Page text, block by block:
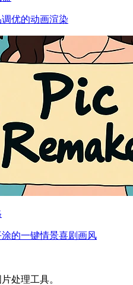
优的动画渲染
的一键情景喜剧画风
处理工具。